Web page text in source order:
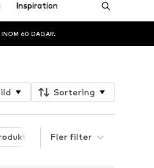
Inspiration
INOM 60 DAGAR.
Sortering
egenskaper
Fler filter